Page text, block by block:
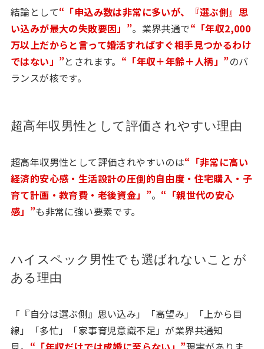
結論として“「申込み数は非常に多いが、『選ぶ側』思
い込みが最大の失敗要因」”。業界共通で“「年収2,000
万以上だからと言って婚活すればすぐ相手見つかるわけ
ではない」”とされます。 “「年収＋年齢＋人柄」”のバ
ランスが核です。
超高年収男性として評価されやすい理由
超高年収男性として評価されやすいのは“「非常に高い
経済的安心感・生活設計の圧倒的自由度・住宅購入・子
育て計画・教育費・老後資金」”。 “「親世代の安心
感」”も非常に強い要素です。
ハイスペック男性でも選ばれないことが
ある理由
「『自分は選ぶ側』思い込み」「高望み」「上から目
線」「多忙」「家事育児意識不足」が業界共通知